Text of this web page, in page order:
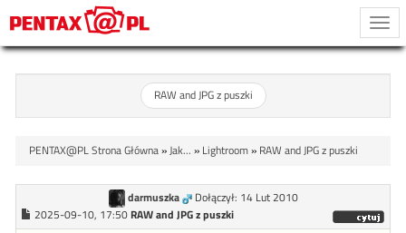
RAW and JPG z puszki
PENTAX@PL Strona Główna»Jak... » Lightroom» RAW and JPG z puszki
darmuszka
Dołączył: 14 Lut 2010
2025-09-10, 17:50 RAW and JPG z puszki